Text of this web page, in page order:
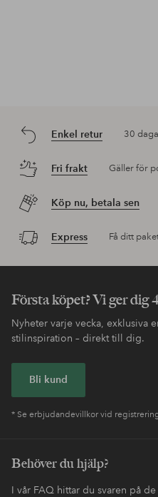
Enkel retur 30
Fri frakt Gäller för
Köp nu, betala sen
Express Få ditt
Första köpet? Vi ger dig
Nyheter varje vecka, exklusiva
stilinspiration – direkt till dig.
Bli kund
* Se erbjudandevillkor vid
Behöver du hjälp?
I vår FAQ hittar du svaren på